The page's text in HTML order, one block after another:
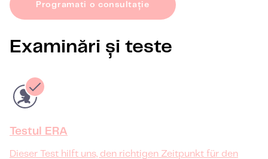
Programati o consultație
Examinări și teste
Testul ERA
Dieser Test hilft uns, den richtigen Zeitpunkt für den